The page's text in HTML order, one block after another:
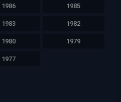
1986 1985
1983 1982
1980 1979
1977